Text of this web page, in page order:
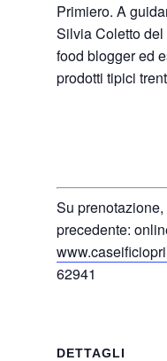
Primiero. A
Silvia Coletto
food blogger ed
prodotti tipici
Su
precedente:
62941
DETTAGLI